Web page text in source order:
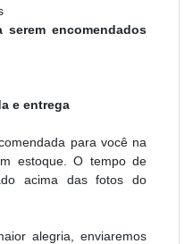
encomendados
e entrega
para você na
estoque. O tempo de
acima das fotos do
alegria, enviaremos